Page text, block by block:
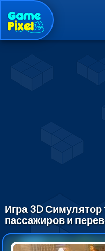
Игра 3D Симулятор
пассажиров и